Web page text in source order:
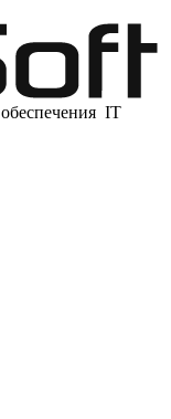
IT